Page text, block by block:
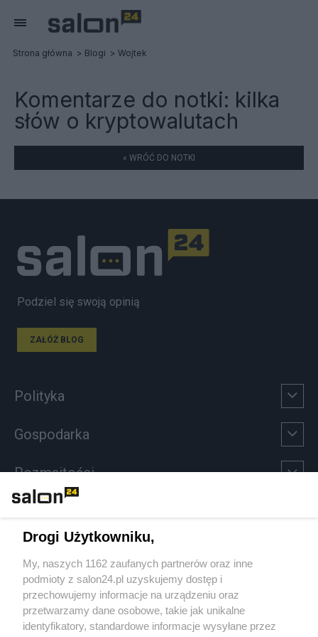
Strona główna Blogi Wojtek
Komentarze do notki: kilka
słów o kryptowalutach
« WRÓĆ DO NOTKI
Podziel się swoją opinią
ZAŁÓŻ BLOG
Polityka
Gospodarka
Rozmaitości
Sport
Społeczeństwo
Kultura
Drogi Użytkowniku,
My, naszych 1162 zaufanych partnerów oraz inne
podmioty z salon24.pl uzyskujemy dostęp i
przechowujemy informacje na urządzeniu oraz
przetwarzamy dane osobowe, takie jak unikalne
identyfikatory, standardowe informacje wysyłane przez